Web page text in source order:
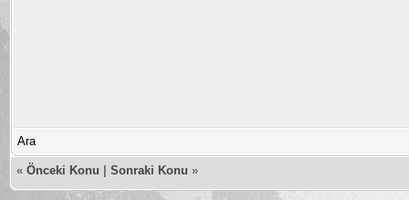
Ara
« Önceki Konu Sonraki Konu »